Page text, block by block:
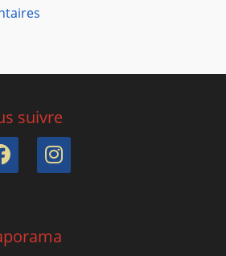
suivre
Facebook
Instagram